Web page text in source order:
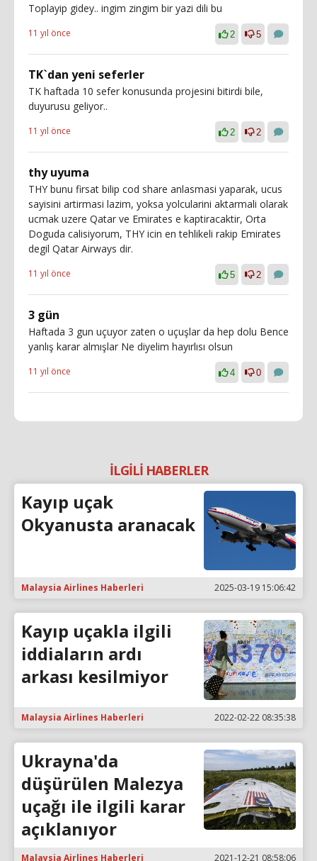
Toplayip gidey.. ingim zingim bir yazi dili bu
11 yıl önce 2 5
TK`dan yeni seferler
TK haftada 10 sefer konusunda projesini bitirdi bile,
duyurusu geliyor..
11 yıl önce 2 2
thy uyuma
THY bunu firsat bilip cod share anlasmasi yaparak, ucus
sayisini artirmasi lazim, yoksa yolcularini aktarmali olarak
ucmak uzere Qatar ve Emirates e kaptiracaktir, Orta
Doguda calisiyorum, THY icin en tehlikeli rakip Emirates
degil Qatar Airways dir.
11 yıl önce 5 2
3 gün
Haftada 3 gun uçuyor zaten o uçuşlar da hep dolu Bence
yanlış karar almışlar Ne diyelim hayırlısı olsun
11 yıl önce 4 0
İLGİLİ HABERLER
Kayıp uçak
Okyanusta aranacak
Malaysia Airlines Haberleri 2025-03-19 15:06:42
Kayıp uçakla ilgili
iddiaların ardı
arkası kesilmiyor
Malaysia Airlines Haberleri 2022-02-22 08:35:38
Ukrayna'da
düşürülen Malezya
uçağı ile ilgili karar
açıklanıyor
Malaysia Airlines Haberleri 2021-12-21 08:58:06